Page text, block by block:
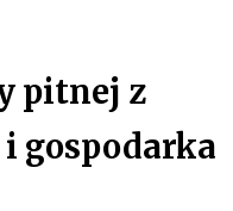
pitnej z
gospodarka